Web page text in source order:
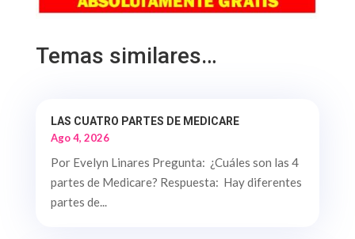
Temas similares…
LAS CUATRO PARTES DE MEDICARE
Ago 4, 2026
Por Evelyn Linares Pregunta: ¿Cuáles son las 4
partes de Medicare? Respuesta: Hay diferentes
partes de...